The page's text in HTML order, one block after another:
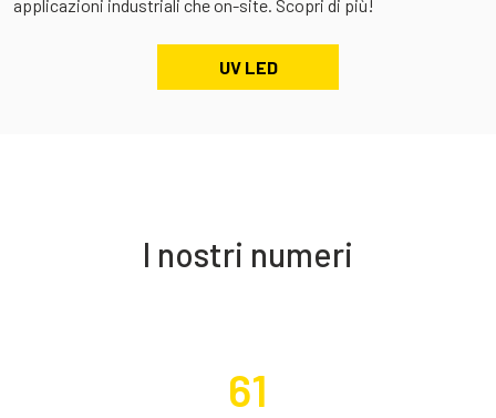
applicazioni industriali che on-site. Scopri di più!
UV LED
I nostri numeri
61